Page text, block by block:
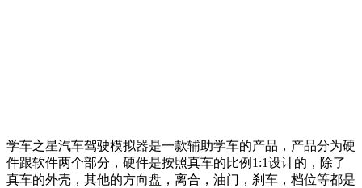
学车之星汽车驾驶模拟器是一款辅助学车的产品，产品分为硬
件跟软件两个部分，硬件是按照真车的比例1:1设计的，除了
真车的外壳，其他的方向盘，离合，油门，刹车，档位等都是